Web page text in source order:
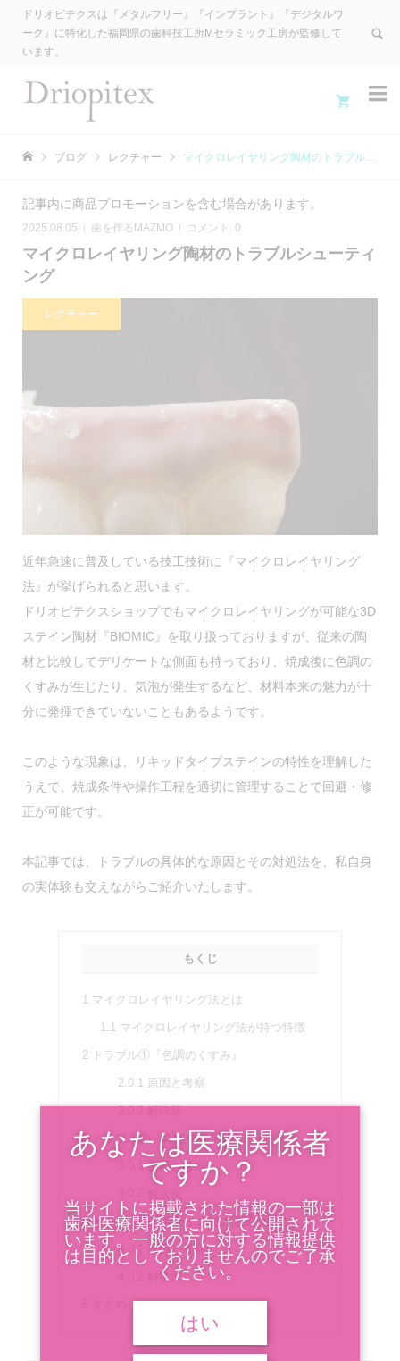
ドリオピテクスは『メタルフリー』『インプラント』『デジタルワ
ーク』に特化した福岡県の歯科技工所Mセラミック工房が監修して
います。


ブログ レクチャー マイクロレイヤリング陶材のトラブルシューティング
記事内に商品プロモーションを含む場合があります。
2025.08.05 歯を作るMAZMO コメント: 0
マイクロレイヤリング陶材のトラブルシューティ
ング
レクチャー
近年急速に普及している技工技術に『マイクロレイヤリング
法』が挙げられると思います。
ドリオピテクスショップでもマイクロレイヤリングが可能な3D
ステイン陶材『BIOMIC』を取り扱っておりますが、従来の陶
材と比較してデリケートな側面も持っており、焼成後に色調の
くすみが生じたり、気泡が発生するなど、材料本来の魅力が十
分に発揮できていないこともあるようです。
このような現象は、リキッドタイプステインの特性を理解した
うえで、焼成条件や操作工程を適切に管理することで回避・修
正が可能です。
本記事では、トラブルの具体的な原因とその対処法を、私自身
の実体験も交えながらご紹介いたします。
もくじ
1 マイクロレイヤリング法とは
1.1 マイクロレイヤリング法が持つ特徴
2 トラブル①『色調のくすみ』
2.0.1 原因と考察
2.0.2解決策
3トラブル②『気泡やクラック』
3.0.1原因と考察
4トラブル③『ステイン材の黒変や変色』
4.0.1 原因と考察
解決策
あなたは医療関係者
ですか？
当サイトに掲載された情報の一部は
歯科医療関係者に向けて公開されて
います。一般の方に対する情報提供
は目的としておりませんのでご了承
ください。
はい